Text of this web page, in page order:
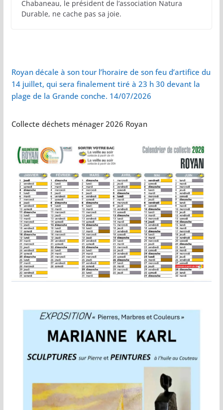
Chabaneau, le président de l’association Natura
Durable, ne cache pas sa joie.
Royan décale à son tour l’horaire de son feu d’artifice du
14 juillet, qui sera finalement tiré à 23 h 30 devant la
plage de la Grande conche. 14/07/2026
Collecte déchets ménager 2026 Royan